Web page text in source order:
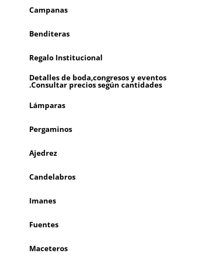
Campanas
Benditeras
Regalo Institucional
Detalles de boda,congresos y eventos
.Consultar precios según cantidades
Lámparas
Pergaminos
Ajedrez
Candelabros
Imanes
Fuentes
Maceteros